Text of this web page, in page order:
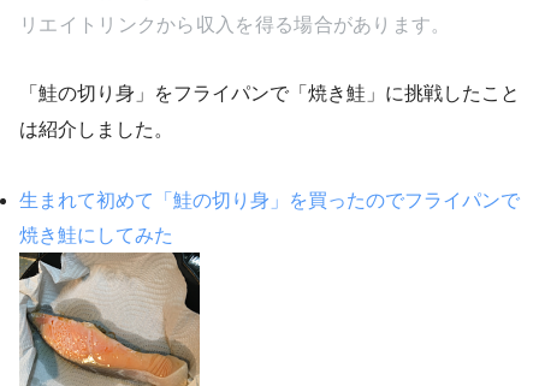
リエイトリンクから収入を得る場合があります。
「鮭の切り身」をフライパンで「焼き鮭」に挑戦したこと
は紹介しました。
生まれて初めて「鮭の切り身」を買ったのでフライパンで
焼き鮭にしてみた